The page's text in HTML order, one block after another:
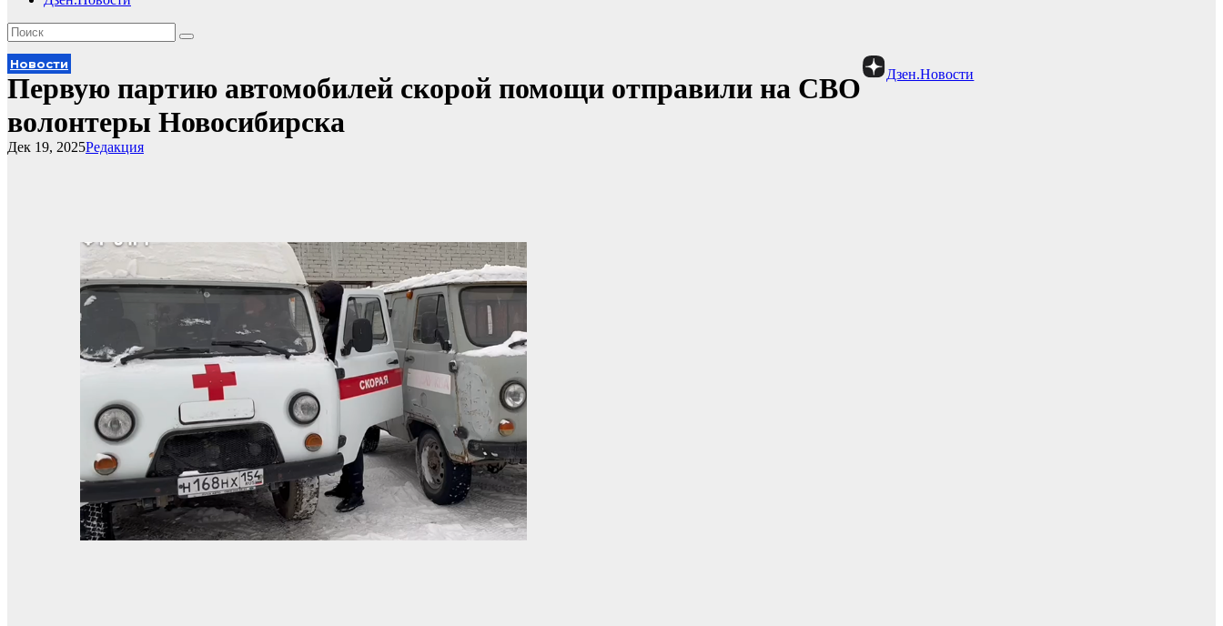
Дзен.Новости
Новости
Первую партию автомобилей скорой помощи отправили на СВО
волонтеры Новосибирска
Редакция
Дек 19, 2025